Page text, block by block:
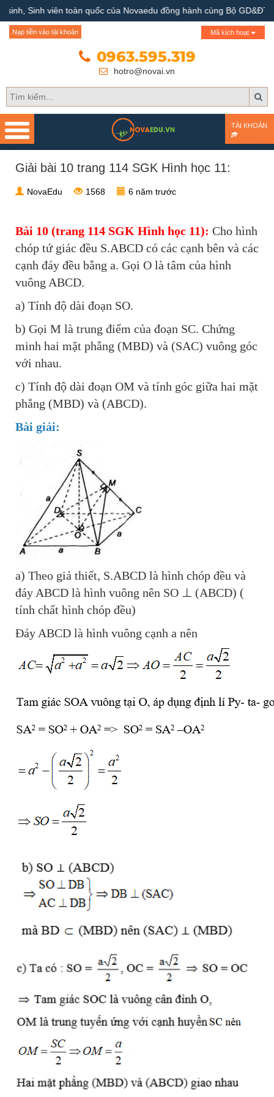
Quy trình hướng nghiệp
Bài test
Tài liệu
Khóa học
Đơn vị đào tạo
Nhóm ngành nghề
Gương sáng học sinh -
người nổi tiếng
Xu hướng ngành nghề
Hỗ trợ
Sinh viên toàn quốc của Novaedu đồng hành cùng Bộ GD&ĐT
Nạp tiền vào tài khoản Mã kích hoạt
0963.595.319
hotro@novai.vn
TÀI KHOẢN
Giải bài 10 trang 114 SGK Hình học 11:
NovaEdu 1568 6 năm trước
Bài 10 (trang 114 SGK Hình học 11): Cho hình
chóp tứ giác đều S.ABCD có các cạnh bên và các
cạnh đáy đều bằng a. Gọi O là tâm của hình
vuông ABCD.
a) Tính độ dài đoạn SO.
b) Gọi M là trung điểm của đoạn SC. Chứng
minh hai mặt phẳng (MBD) và (SAC) vuông góc
với nhau.
c) Tính độ dài đoạn OM và tính góc giữa hai mặt
phẳng (MBD) và (ABCD).
Bài giải:
a) Theo giả thiết, S.ABCD là hình chóp đều và
đáy ABCD là hình vuông nên SO ⊥ (ABCD) (
tính chất hình chóp đều)
Đáy ABCD là hình vuông cạnh a nên